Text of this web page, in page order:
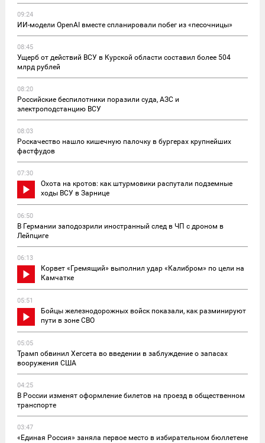
09:24
ИИ-модели OpenAI вместе спланировали побег из «песочницы»
08:45
Ущерб от действий ВСУ в Курской области составил более 504
млрд рублей
08:20
Российские беспилотники поразили суда, АЗС и
электроподстанцию ВСУ
08:03
Роскачество нашло кишечную палочку в бургерах крупнейших
фастфудов
07:30
Охота на кротов: как штурмовики распутали подземные
ходы ВСУ в Зарнице
06:50
В Германии заподозрили иностранный след в ЧП с дроном в
Лейпциге
06:13
Корвет «Гремящий» выполнил удар «Калибром» по цели на
Камчатке
05:51
Бойцы железнодорожных войск показали, как разминируют
пути в зоне СВО
05:05
Трамп обвинил Хегсета во введении в заблуждение о запасах
вооружения США
04:25
В России изменят оформление билетов на проезд в общественном
транспорте
03:47
«Единая Россия» заняла первое место в избирательном бюллетене